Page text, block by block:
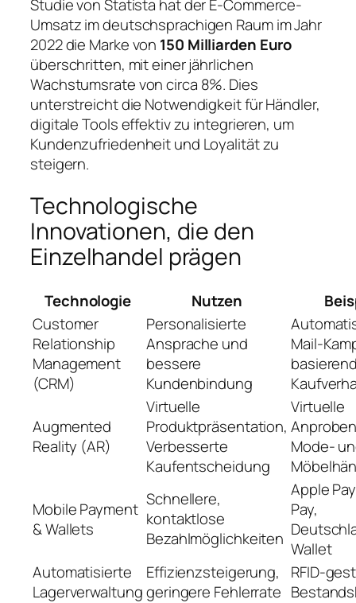
Studie vonStatista hat der E-Commerce-
Umsatz im deutschsprachigen Raum im Jahr
2022 die Marke von 150 Milliarden Euro
überschritten, mit einer jährlichen
Wachstumsrate von circa 8%. Dies
unterstreicht die Notwendigkeit für Händler,
digitale Tools effektiv zu integrieren, um
Kundenzufriedenheit und Loyalität zu
steigern.
Technologische
Innovationen, die den
Einzelhandel prägen
Technologie Nutzen
Customer
Relationship
Management
(CRM)
Personalisierte
Ansprache und
bessere
Kundenbindung
Mail-
Augmented
Reality (AR)
Virtuelle
Produktpräsentation,
Verbesserte
Kaufentscheidung
Virtuelle
Mode-
Mobile Payment
& Wallets
Schnellere,
kontaktlose
Bezahlmöglichkeiten
Apple
Pay,
Wallet
Automatisierte
Lagerverwaltung
Effizienzsteigerung,
geringere Fehlerrate
RFID-